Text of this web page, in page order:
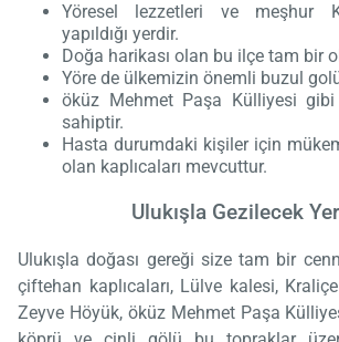
Yöresel lezzetleri ve meşhur
yapıldığı yerdir.
Doğa harikası olan bu ilçe tam bir
Yöre de ülkemizin önemli buzul
öküz Mehmet Paşa Külliyesi
sahiptir.
Hasta durumdaki kişiler için
olan kaplıcaları mevcuttur.
Ulukışla Gezilecek
Ulukışla doğası gereği size tam bir
çiftehan kaplıcaları, Lülve kalesi,
Zeyve Höyük, öküz Mehmet Paşa